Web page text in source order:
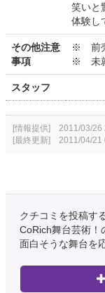
笑いと
体験し
その他注意
事項
※ 前売
※ 未
スタッフ
[情報提供] 2011/03/26
[最終更新] 2011/04/21
クチコミを投稿す
CoRich舞台芸術！
面白そうな舞台を